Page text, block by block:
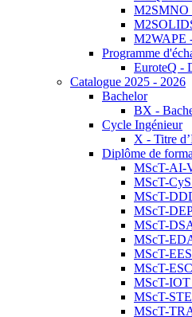
M2SMNO
M2WAPE
Programme
EuroteQ -
Catalogue 2025 - 2026
Bachelor
BX -
Cycle Ingénieur
X - Titre
Diplôme de
MScT-AI-
MScT-
MScT-
MScT-
MScT-
MScT-
MScT-
MScT-
MScT-IOT
MScT-
MScT-